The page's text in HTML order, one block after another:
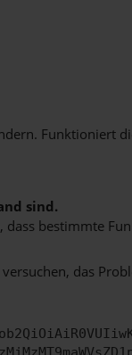
Funktioniert
sind.
bestimmte
das